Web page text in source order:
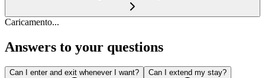
Caricamento...
Answers to your questions
Can I enter and exit whenever I want? Can I extend my stay?